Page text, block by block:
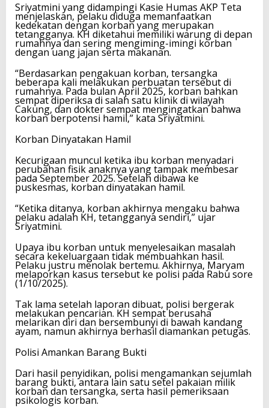
Sriyatmini yang didampingi Kasie Humas AKP Teta
menjelaskan, pelaku diduga memanfaatkan
kedekatan dengan korban yang merupakan
tetangganya. KH diketahui memiliki warung di depan
rumahnya dan sering mengiming-imingi korban
dengan uang jajan serta makanan.
“Berdasarkan pengakuan korban, tersangka
beberapa kali melakukan perbuatan tersebut di
rumahnya. Pada bulan April 2025, korban bahkan
sempat diperiksa di salah satu klinik di wilayah
Cakung, dan dokter sempat mengingatkan bahwa
korban berpotensi hamil,” kata Sriyatmini.
Korban Dinyatakan Hamil
Kecurigaan muncul ketika ibu korban menyadari
perubahan fisik anaknya yang tampak membesar
pada September 2025. Setelah dibawa ke
puskesmas, korban dinyatakan hamil.
“Ketika ditanya, korban akhirnya mengaku bahwa
pelaku adalah KH, tetangganya sendiri,” ujar
Sriyatmini.
Upaya ibu korban untuk menyelesaikan masalah
secara kekeluargaan tidak membuahkan hasil.
Pelaku justru menolak bertemu. Akhirnya, Maryam
melaporkan kasus tersebut ke polisi pada Rabu sore
(1/10/2025).
Tak lama setelah laporan dibuat, polisi bergerak
melakukan pencarian. KH sempat berusaha
melarikan diri dan bersembunyi di bawah kandang
ayam, namun akhirnya berhasil diamankan petugas.
Polisi Amankan Barang Bukti
Dari hasil penyidikan, polisi mengamankan sejumlah
barang bukti, antara lain satu setel pakaian milik
korban dan tersangka, serta hasil pemeriksaan
psikologis korban.